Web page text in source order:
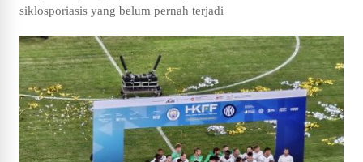
siklosporiasis yang belum pernah terjadi